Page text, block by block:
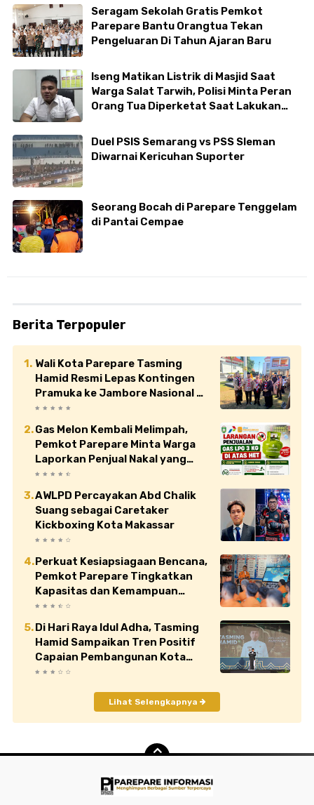
Seragam Sekolah Gratis Pemkot
Parepare Bantu Orangtua Tekan
Pengeluaran Di Tahun Ajaran Baru
Iseng Matikan Listrik di Masjid Saat
Warga Salat Tarwih, Polisi Minta Peran
Orang Tua Diperketat Saat Lakukan
Duel PSIS Semarang vs PSS Sleman
Diwarnai Kericuhan Suporter
Seorang Bocah di Parepare Tenggelam
di Pantai Cempae
Berita Terpopuler
Wali Kota Parepare Tasming
Hamid Resmi Lepas Kontingen
Pramuka ke Jambore Nasional XII
di Cibubur
Gas Melon Kembali Melimpah,
Pemkot Parepare Minta Warga
Laporkan Penjual Nakal yang
Jual di Atas HET
AWLPD Percayakan Abd Chalik
Suang sebagai Caretaker
Kickboxing Kota Makassar
Perkuat Kesiapsiagaan Bencana,
Pemkot Parepare Tingkatkan
Kapasitas dan Kemampuan
Manajerial TRC BPBD
Di Hari Raya Idul Adha, Tasming
Hamid Sampaikan Tren Positif
Capaian Pembangunan Kota
Parepare
Lihat Selengkapnya